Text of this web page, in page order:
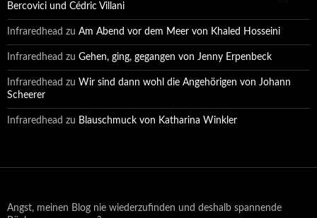
Bercovici und Cédric Villani
Infraredhead zu Am Abend vor dem Meer von Khaled Hosseini
Infraredhead zu Gehen, ging, gegangen von Jenny Erpenbeck
Infraredhead zu Wir sind dann wohl die Angehörigen von Johann
Scheerer
Infraredhead zu Blauschmuck von Katharina Winkler
Angst, meinen Blog nie wiederzufinden und deshalb spannende